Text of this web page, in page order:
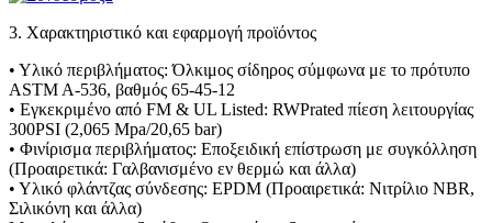
3. Χαρακτηριστικό και εφαρμογή προϊόντος
• Υλικό περιβλήματος: Όλκιμος σίδηρος σύμφωνα με το πρότυπο
ASTM A-536, βαθμός 65-45-12
• Εγκεκριμένο από FM & UL Listed: RWPrated πίεση λειτουργίας
300PSI (2,065 Mpa/20,65 bar)
• Φινίρισμα περιβλήματος: Εποξειδική επίστρωση με συγκόλληση
(Προαιρετικά: Γαλβανισμένο εν θερμώ και άλλα)
• Υλικό φλάντζας σύνδεσης: EPDM (Προαιρετικά: Νιτρίλιο NBR,
Σιλικόνη και άλλα)